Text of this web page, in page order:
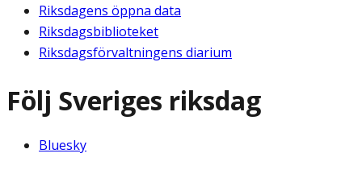
Riksdagens öppna data
Riksdagsbiblioteket
Riksdagsförvaltningens diarium
Följ Sveriges riksdag
Bluesky